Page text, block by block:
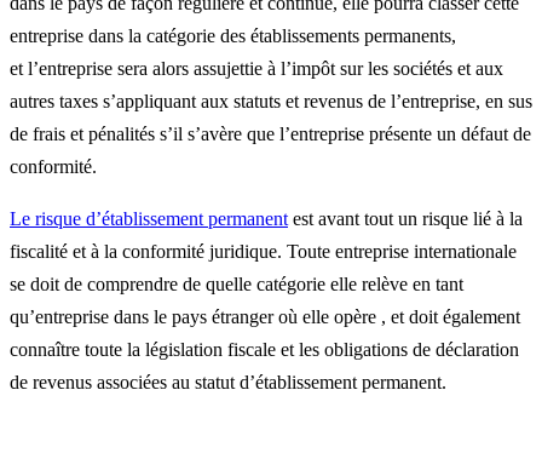
entreprise dans la catégorie des établissements permanents,
et l’entreprise sera alors assujettie à l’impôt sur les sociétés et aux
autres taxes s’appliquant aux statuts et revenus de l’entreprise, en sus
de frais et pénalités s’il s’avère que l’entreprise présente un défaut de
conformité.
Le risque d’établissement permanent est avant tout un risque lié à la
fiscalité et à la conformité juridique. Toute entreprise internationale
se doit de comprendre de quelle catégorie elle relève en tant
qu’entreprise dans le pays étranger où elle opère , et doit également
connaître toute la législation fiscale et les obligations de déclaration
de revenus associées au statut d’établissement permanent.